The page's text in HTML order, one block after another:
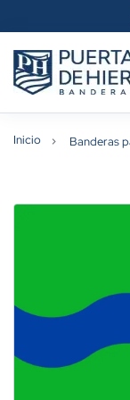
Inicio Banderas